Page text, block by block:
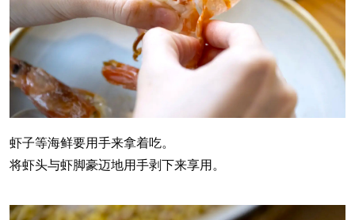
虾子等海鲜要用手来拿着吃。
将虾头与虾脚豪迈地用手剥下来享用。